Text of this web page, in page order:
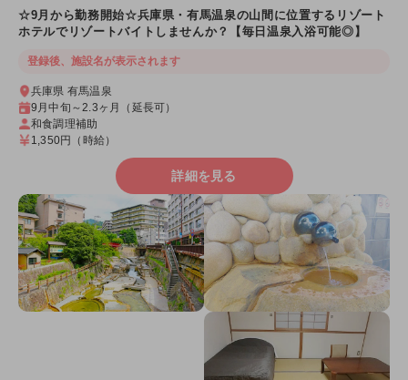
☆9月から勤務開始☆兵庫県・有馬温泉の山間に位置するリゾート
ホテルでリゾートバイトしませんか？【毎日温泉入浴可能◎】
登録後、施設名が表示されます
兵庫県 有馬温泉
9月中旬～2.3ヶ月（延長可）
和食調理補助
1,350円
（時給）
詳細を見る